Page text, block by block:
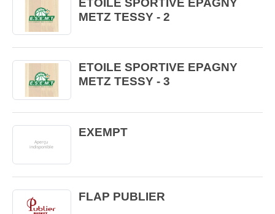
ETOILE SPORTIVE EPAGNY
METZ TESSY - 2
ETOILE SPORTIVE EPAGNY
METZ TESSY - 3
EXEMPT
FLAP PUBLIER